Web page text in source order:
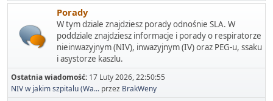
Porady
W tym dziale znajdziesz porady odnośnie SLA. W
poddziale znajdziesz informacje i porady o respiratorze
nieinwazyjnym (NIV), inwazyjnym (IV) oraz PEG-u, ssaku
i asystorze kaszlu.
Ostatnia wiadomość: 17 Luty 2026, 22:50:55
NIV w jakim szpitalu (Wa... przez BrakWeny